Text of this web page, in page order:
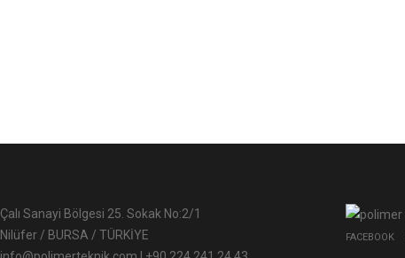
Çalı Sanayi Bölgesi 25. Sokak No:2/1
Nilüfer / BURSA / TÜRKİYE
FACEBOOK